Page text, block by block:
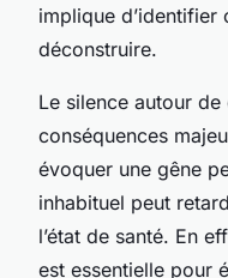
implique d’identifier
déconstruire.
Le silence autour
conséquences
évoquer une gêne
inhabituel peut
l’état de santé. En
est essentielle pour